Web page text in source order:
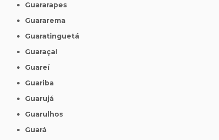
Guararapes
Guararema
Guaratinguetá
Guaraçaí
Guareí
Guariba
Guarujá
Guarulhos
Guará